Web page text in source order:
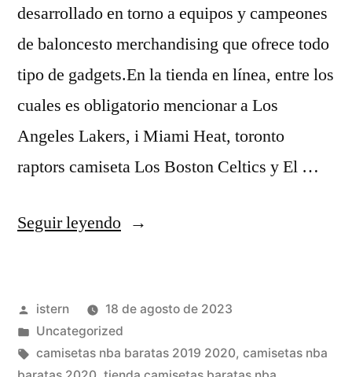
desarrollado en torno a equipos y campeones
de baloncesto merchandising que ofrece todo
tipo de gadgets.En la tienda en línea, entre los
cuales es obligatorio mencionar a Los
Angeles Lakers, i Miami Heat, toronto
raptors camiseta Los Boston Celtics y El …
Seguir leyendo«24
nba»
Publicado
por
istern
18 de agosto de 2023
Publicado
en
Uncategorized
Etiquetas:
camisetas nba baratas 2019 2020, camisetas nba